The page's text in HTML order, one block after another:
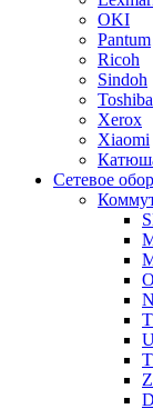
OKI
Pantum
Ricoh
Sindoh
Toshiba
Xerox
Xiaomi
Сетевое